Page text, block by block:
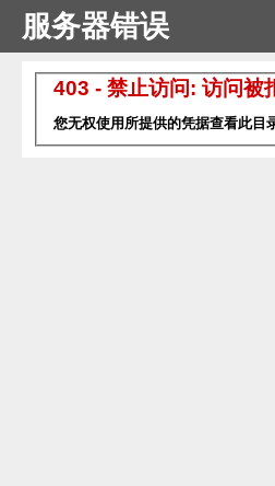
服务器错误
403 - 禁止访问: 访问被
您无权使用所提供的凭据查看此目